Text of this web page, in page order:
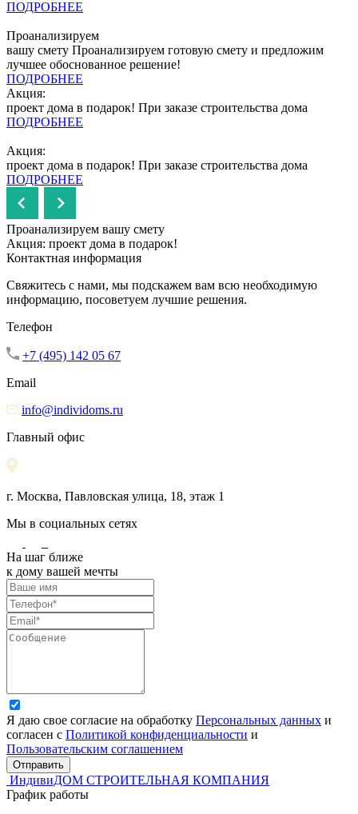
ПОДРОБНЕЕ
Проанализируем
вашу смету Проанализируем готовую смету и предложим
лучшее обоснованное решение!
ПОДРОБНЕЕ
Акция:
проект дома в подарок! При заказе строительства дома
ПОДРОБНЕЕ
Акция:
проект дома в подарок! При заказе строительства дома
ПОДРОБНЕЕ
Проанализируем вашу смету
Акция: проект дома в подарок!
Контактная информация
Свяжитесь с нами, мы подскажем вам всю необходимую
информацию, посоветуем лучшие решения.
Телефон
+7 (495) 142 05 67
Email
info@individoms.ru
Главный офис
г. Москва, Павловская улица, 18, этаж 1
Мы в социальных сетях
На шаг ближе
к дому вашей мечты
Я даю свое согласие на обработку Персональных данных и
согласен с Политикой конфиденциальности и
Пользовательским соглашением
Отправить
ИндивиДОМ СТРОИТЕЛЬНАЯ КОМПАНИЯ
График работы